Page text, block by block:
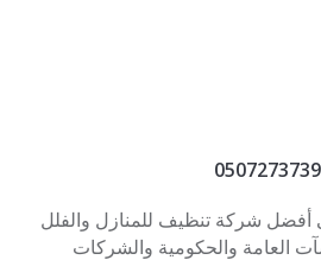
أفضل شركة تنظيف للمنازل والفلل
العامة والحكومية والشركات